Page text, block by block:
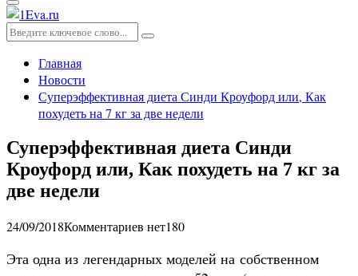
Основное
меню
Искать:
Поиск
Главная
Новости
Суперэффективная диета Синди Кроуфорд или, Как
похудеть на 7 кг за две недели
Суперэффективная диета Синди
Кроуфорд или, Как похудеть на 7 кг за
две недели
24/09/2018Комментариев нет180
Эта одна из легендарных моделей на собственном